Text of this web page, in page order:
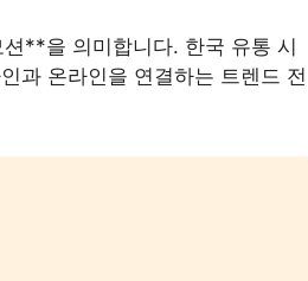
**을 의미합니다. 한국 유통 시
과 온라인을 연결하는 트렌드 전